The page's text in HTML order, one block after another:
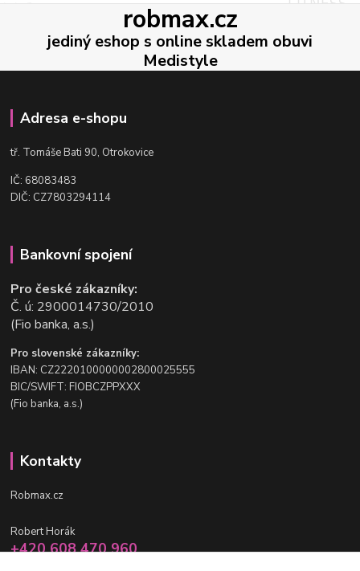
robmax.cz
jediný eshop s online skladem obuvi
Medistyle
Adresa e-shopu
tř. Tomáše Bati 90, Otrokovice
IČ: 68083483
DIČ: CZ7803294114
Bankovní spojení
Pro české zákazníky:
Č. ú: 2900014730/2010
(Fio banka, a.s.)
Pro slovenské zákazníky:
IBAN: CZ2220100000002800025555
BIC/SWIFT: FIOBCZPPXXX
(Fio banka, a.s.)
Kontakty
Robmax.cz
Robert Horák
+420 608 470 960